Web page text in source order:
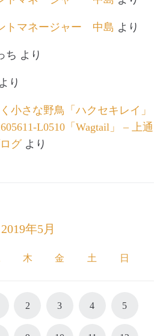
トマネージャー 中島 より
ち より
より
小さな野鳥「ハクセキレイ」
L0510「Wagtail」 – 上通
グより
2019年5月
木 金 土 日
2 3 4 5